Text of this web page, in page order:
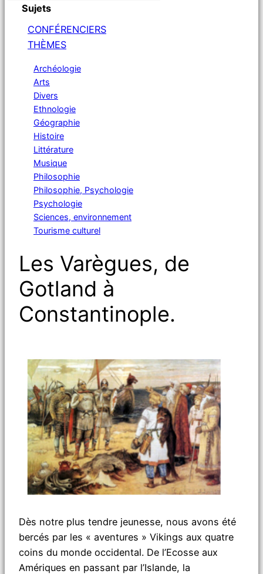
Sujets
CONFÉRENCIERS
THÈMES
Archéologie
Arts
Divers
Ethnologie
Géographie
Histoire
Littérature
Musique
Philosophie
Philosophie, Psychologie
Psychologie
Sciences, environnement
Tourisme culturel
Les Varègues, de
Gotland à
Constantinople.
Dès notre plus tendre jeunesse, nous avons été
bercés par les « aventures » Vikings aux quatre
coins du monde occidental. De l’Ecosse aux
Amériques en passant par l’Islande, la